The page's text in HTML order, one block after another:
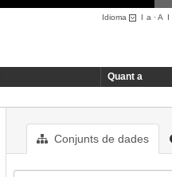
Idioma I a ·A I
Quant a
Conjunts de dades